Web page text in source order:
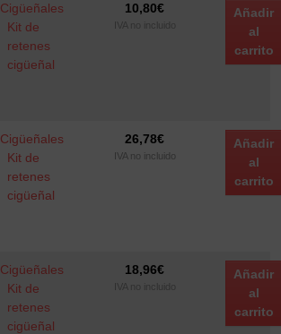
Cigüeñales
Kit de
retenes
cigüeñal
10,80€
IVA no incluido
Añadir
al
carrito
Cigüeñales
Kit de
retenes
cigüeñal
26,78€
IVA no incluido
Añadir
al
carrito
Cigüeñales
Kit de
retenes
cigüeñal
18,96€
IVA no incluido
Añadir
al
carrito